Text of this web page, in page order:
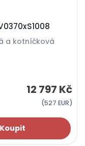
a kotníčková
12 797 Kč
(527 EUR)